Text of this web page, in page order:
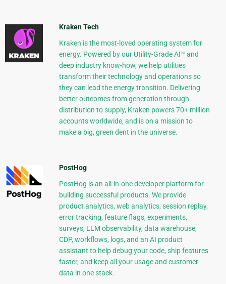
Kraken Tech
Kraken is the most-loved operating system for
energy. Powered by our Utility-Grade AI™ and
deep industry know-how, we help utilities
transform their technology and operations so
they can lead the energy transition. Delivering
better outcomes from generation through
distribution to supply, Kraken powers 70+ million
accounts worldwide, and is on a mission to
make a big, green dent in the universe.
PostHog
PostHog is an all-in-one developer platform for
building successful products. We provide
product analytics, web analytics, session replay,
error tracking, feature flags, experiments,
surveys, LLM observability, data warehouse,
CDP, workflows, logs, and an AI product
assistant to help debug your code, ship features
faster, and keep all your usage and customer
data in one stack.